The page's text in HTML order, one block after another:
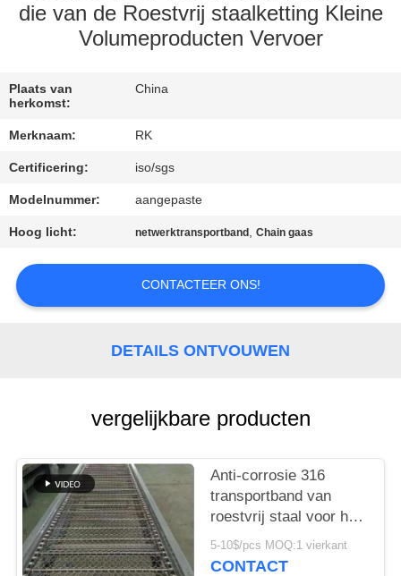
CONTACTEER
VERZOEK
OM EEN
CITAAT
SITEMAP
die van de Roestvrij staalketting Kleine
Volumeproducten Vervoer
Plaats van
herkomst:
China
Merknaam: RK
Certificering: iso/sgs
Modelnummer: aangepaste
Hoog licht: netwerktransportband ,Chain gaas
CONTACTEER ONS!
DETAILS ONTVOUWEN
vergelijkbare producten
Anti-corrosie 316
transportband van
roestvrij staal voor het
ontdooien van vis en
snacks
5-10$/pcs MOQ:1 vierkant
CONTACT